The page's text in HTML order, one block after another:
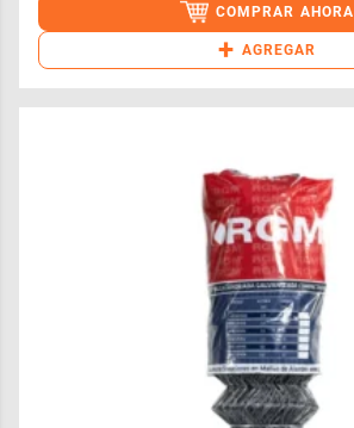
COMPRAR AHORA
+ AGREGAR